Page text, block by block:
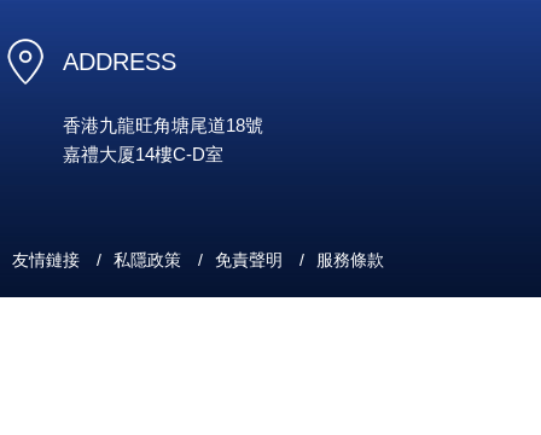
ADDRESS
香港九龍旺角塘尾道18號
嘉禮大厦14樓C-D室
友情鏈接 / 私隱政策 / 免責聲明 / 服務條款